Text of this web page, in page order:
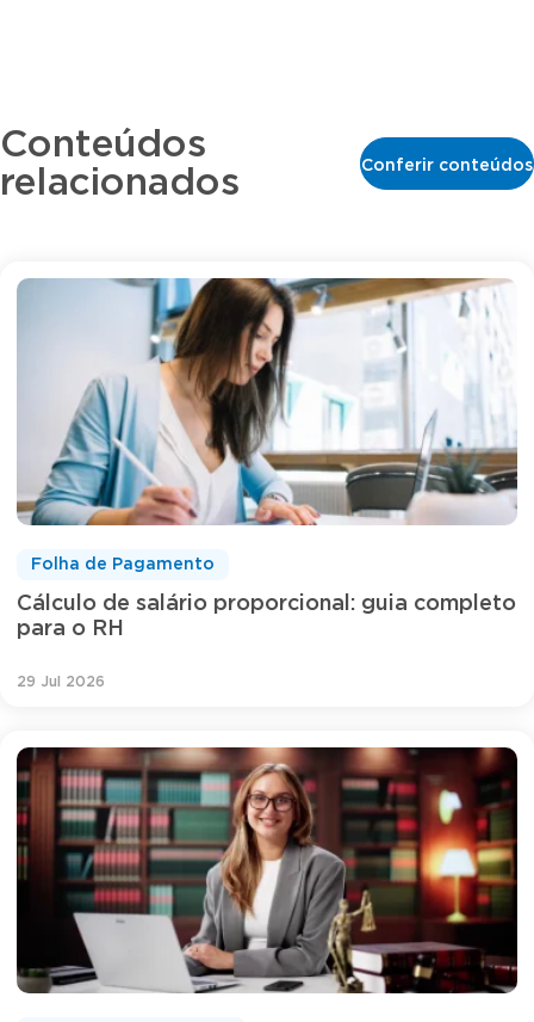
Conteúdos
relacionados
Conferir conteúdos
Cálculo de salário proporcional: guia completo
para o RH
Folha de Pagamento
29 Jul 2026